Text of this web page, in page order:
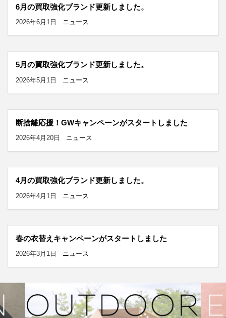
6月の買取強化ブランド更新しました。
2026年6月1日 ニュース
5月の買取強化ブランド更新しました。
2026年5月1日 ニュース
断捨離応援！GWキャンペーンがスタートしました
2026年4月20日 ニュース
4月の買取強化ブランド更新しました。
2026年4月1日 ニュース
春の衣替えキャンペーンがスタートしました
2026年3月1日 ニュース